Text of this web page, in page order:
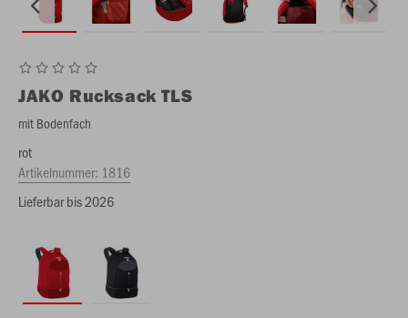
JAKO Rucksack TLS
mit Bodenfach
rot
Artikelnummer: 1816
Lieferbar bis 2026